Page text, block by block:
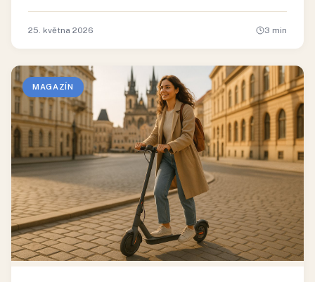
25. května 2026 3 min
MAGAZÍN